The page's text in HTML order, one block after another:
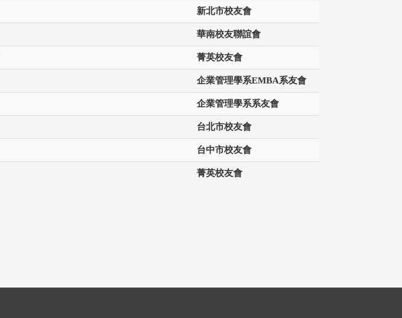
新北市校友會
華南校友聯誼會
菁英校友會
企業管理學系EMBA系友會
企業管理學系系友會
台北市校友會
台中市校友會
菁英校友會